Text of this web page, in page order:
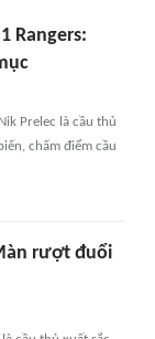
Rangers:
Prelec là cầu thủ
chấm điểm cầu
rượt đuổi